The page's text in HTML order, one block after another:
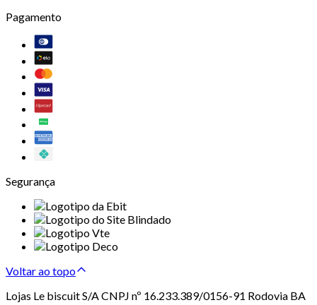
Pagamento
Segurança
Voltar ao topo
Lojas Le biscuit S/A CNPJ nº 16.233.389/0156-91 Rodovia BA